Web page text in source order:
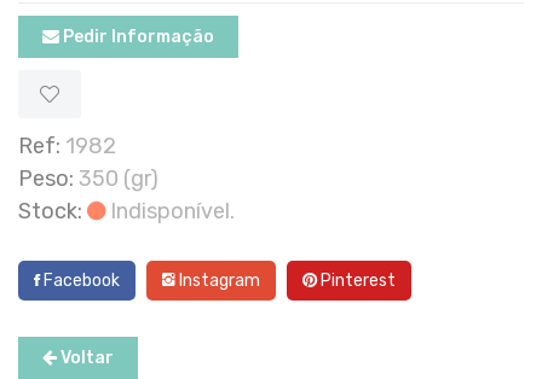
Pedir Informação
Ref: 1982
Peso: 350 (gr)
Stock:
Indisponível.
Facebook Instagram Pinterest
Voltar